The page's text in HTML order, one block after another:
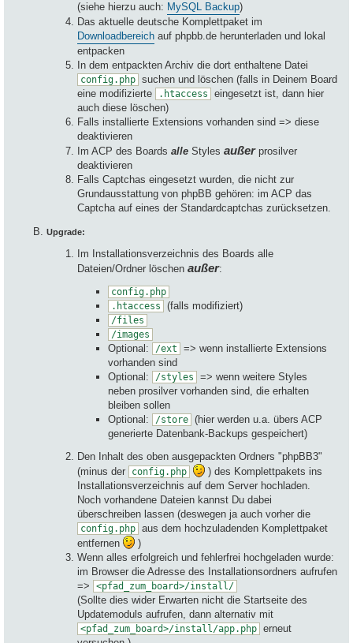
(siehe hierzu auch: MySQL Backup)
Das aktuelle deutsche Komplettpaket im
Downloadbereich auf phpbb.de herunterladen und lokal
entpacken
In dem entpackten Archiv die dort enthaltene Datei
config.php suchen und löschen (falls in Deinem Board
eine modifizierte
.htaccess
eingesetzt ist, dann hier
auch diese löschen)
Falls installierte Extensions vorhanden sind => diese
deaktivieren
Im ACP des Boards alle Styles außerprosilver
deaktivieren
Falls Captchas eingesetzt wurden, die nicht zur
Grundausstattung von phpBB gehören: im ACP das
Captcha auf eines der Standardcaptchas zurücksetzen.
Upgrade:
Im Installationsverzeichnis des Boards alle
Dateien/Ordner löschen außer:
config.php
.htaccess
(falls modifiziert)
/files
/images
Optional: /ext
=> wenn installierte Extensions
vorhanden sind
Optional:
/styles
=> wenn weitere Styles
neben prosilver vorhanden sind, die erhalten
bleiben sollen
Optional:
/store (hier werden u.a. übers ACP
generierte Datenbank-Backups gespeichert)
Den Inhalt des oben ausgepackten Ordners "phpBB3"
(minus der
config.php
) des Komplettpakets ins
Installationsverzeichnis auf dem Server hochladen.
Noch vorhandene Dateien kannst Du dabei
überschreiben lassen (deswegen ja auch vorher die
config.php aus dem hochzuladenden Komplettpaket
entfernen
)
Wenn alles erfolgreich und fehlerfrei hochgeladen wurde:
im Browser die Adresse des Installationsordners aufrufen
=>
<pfad_zum_board>/install/
(Sollte dies wider Erwarten nicht die Startseite des
Updatemoduls aufrufen, dann alternativ mit
<pfad_zum_board>/install/app.php erneut